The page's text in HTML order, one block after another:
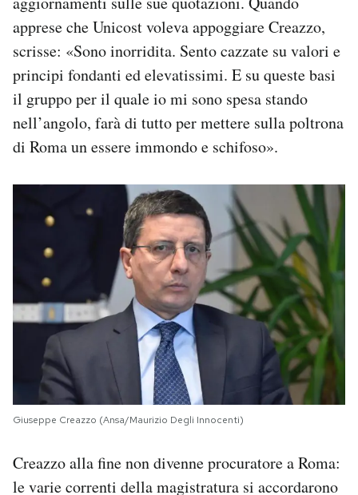
apprese che Unicost voleva appoggiare Creazzo,
scrisse: «Sono inorridita. Sento cazzate su valori e
principi fondanti ed elevatissimi. E su queste basi
il gruppo per il quale io mi sono spesa stando
nell’angolo, farà di tutto per mettere sulla poltrona
di Roma un essere immondo e schifoso».
Giuseppe Creazzo (Ansa/Maurizio Degli Innocenti)
Creazzo alla fine non divenne procuratore a Roma:
le varie correnti della magistratura si accordarono